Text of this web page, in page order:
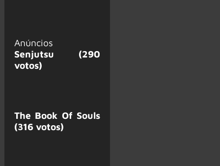
Anúncios
Senjutsu (290
votos)
The Book Of Souls
(316 votos)